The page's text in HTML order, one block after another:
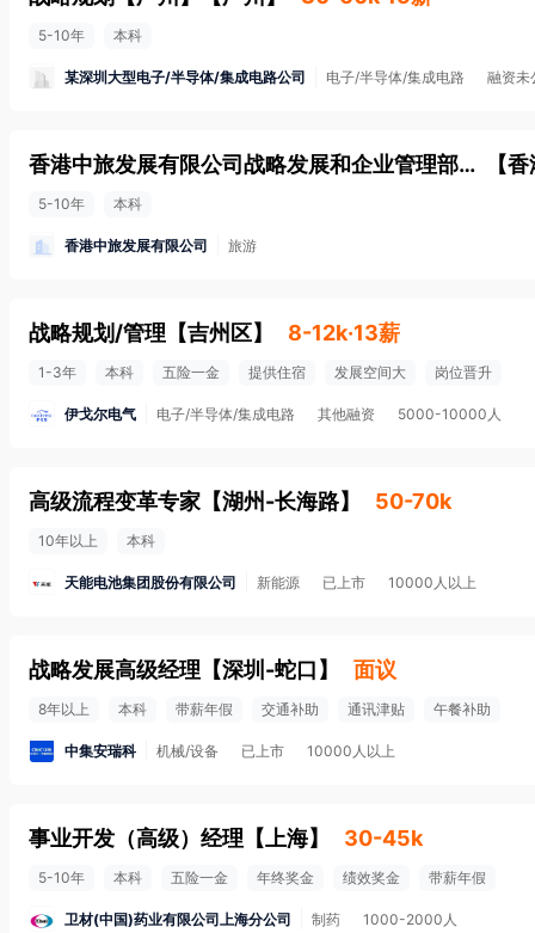
5-10年 本科
某深圳大型电子/半导体/集成电路公司 电子/半导体/集成电路 融资未
香港中旅发展有限公司战略发展和企业管理部部门负责人 【香
5-10年 本科
香港中旅发展有限公司 旅游
战略规划/管理 【吉州区】 8-12k·13薪
1-3年 本科 五险一金 提供住宿 发展空间大 岗位晋升
伊戈尔电气 电子/半导体/集成电路 其他融资 5000-10000人
高级流程变革专家 【湖州-长海路】 50-70k
10年以上 本科
天能电池集团股份有限公司 新能源 已上市 10000人以上
战略发展高级经理 【深圳-蛇口 】 面议
8年以上 本科 带薪年假 交通补助 通讯津贴 午餐补助
中集安瑞科 机械/设备 已上市 10000人以上
事业开发（高级）经理 【 上海】 30-45k
5-10年 本科 五险一金 年终奖金 绩效奖金 带薪年假
卫材(中国)药业有限公司上海分公司 制药 1000-2000人